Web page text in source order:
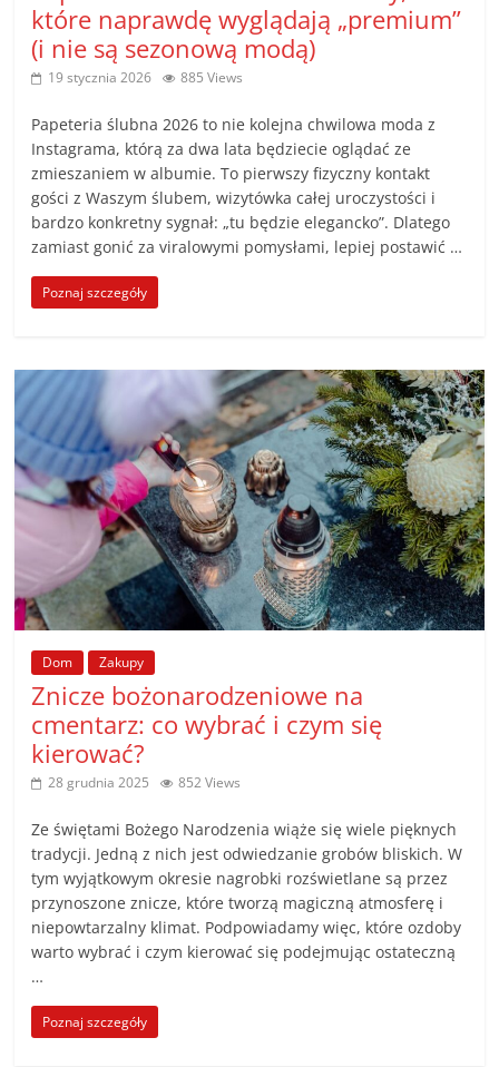
które naprawdę wyglądają „premium”
(i nie są sezonową modą)
19 stycznia 2026 885 Views
Papeteria ślubna 2026 to nie kolejna chwilowa moda z
Instagrama, którą za dwa lata będziecie oglądać ze
zmieszaniem w albumie. To pierwszy fizyczny kontakt
gości z Waszym ślubem, wizytówka całej uroczystości i
bardzo konkretny sygnał: „tu będzie elegancko”. Dlatego
zamiast gonić za viralowymi pomysłami, lepiej postawić …
Poznaj szczegóły
Dom Zakupy
Znicze bożonarodzeniowe na
cmentarz: co wybrać i czym się
kierować?
28 grudnia 2025 852 Views
Ze świętami Bożego Narodzenia wiąże się wiele pięknych
tradycji. Jedną z nich jest odwiedzanie grobów bliskich. W
tym wyjątkowym okresie nagrobki rozświetlane są przez
przynoszone znicze, które tworzą magiczną atmosferę i
niepowtarzalny klimat. Podpowiadamy więc, które ozdoby
warto wybrać i czym kierować się podejmując ostateczną
…
Poznaj szczegóły